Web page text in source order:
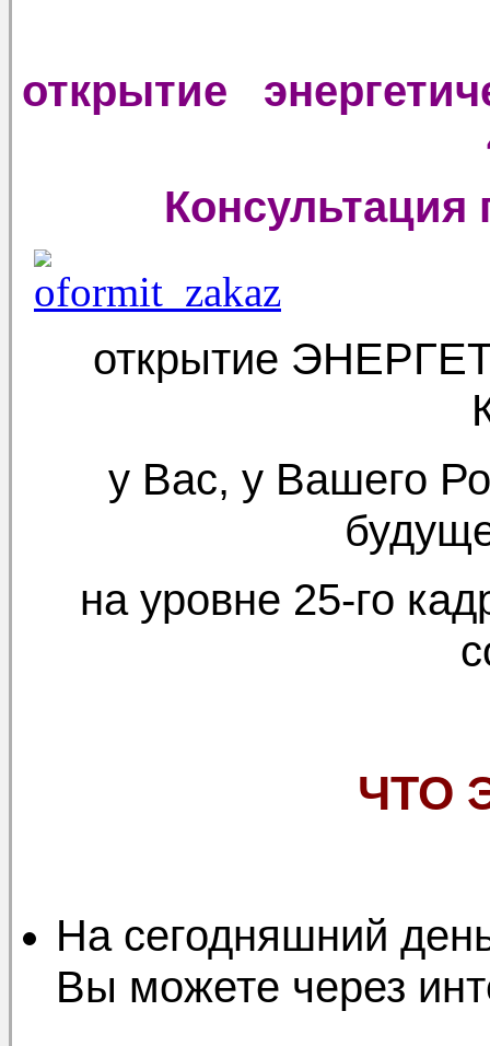
открытие
Консультация
открытие
у Вас, у Вашего
на уровне 25-го
ЧТО
На сегодняшний
Вы можете через